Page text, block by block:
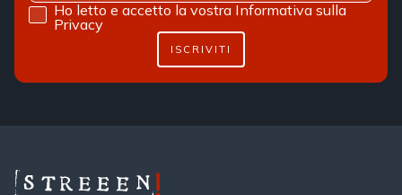
Ho letto e accetto la vostra Informativa sulla
Privacy
ISCRIVITI